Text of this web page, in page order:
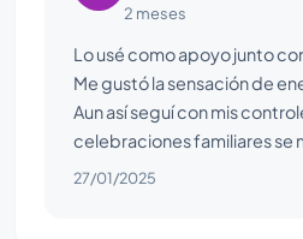
2 meses
Lo usé como apoyo junto
Me gustó la sensación de
Aun así seguí con mis
celebraciones familiares se
27/01/2025